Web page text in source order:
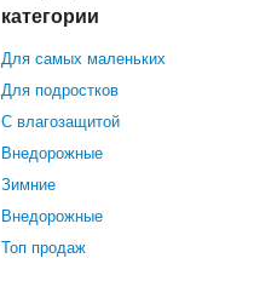
категории
Для самых маленьких
Для подростков
С влагозащитой
Внедорожные
Зимние
Внедорожные
Топ продаж